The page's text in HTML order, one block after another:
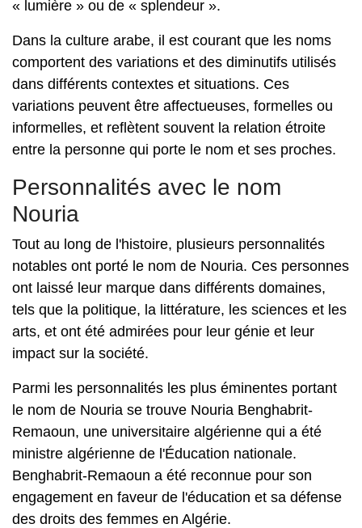
« lumière » ou de « splendeur ».
Dans la culture arabe, il est courant que les noms
comportent des variations et des diminutifs utilisés
dans différents contextes et situations. Ces
variations peuvent être affectueuses, formelles ou
informelles, et reflètent souvent la relation étroite
entre la personne qui porte le nom et ses proches.
Personnalités avec le nom
Nouria
Tout au long de l'histoire, plusieurs personnalités
notables ont porté le nom de Nouria. Ces personnes
ont laissé leur marque dans différents domaines,
tels que la politique, la littérature, les sciences et les
arts, et ont été admirées pour leur génie et leur
impact sur la société.
Parmi les personnalités les plus éminentes portant
le nom de Nouria se trouve Nouria Benghabrit-
Remaoun, une universitaire algérienne qui a été
ministre algérienne de l'Éducation nationale.
Benghabrit-Remaoun a été reconnue pour son
engagement en faveur de l'éducation et sa défense
des droits des femmes en Algérie.